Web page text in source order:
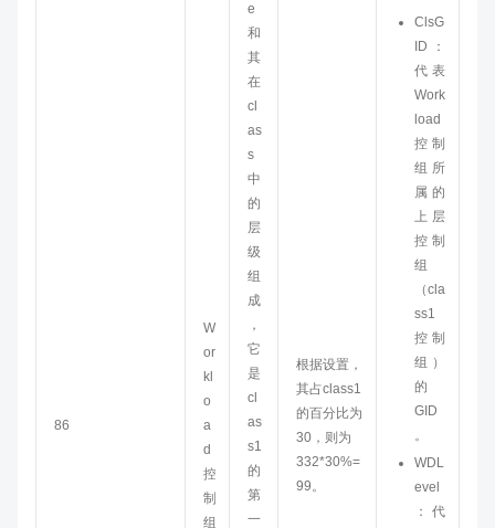
86
W
or
kl
o
a
d
控
制
组
e
和
其
在
cl
as
s
中
的
层
级
组
成
，
它
是
cl
as
s1
的
第
一
根据设置，
其占class1
的百分比为
30，则为
332*30%=
99。
ClsG
ID：
代表
Work
load
控制
组所
属的
上层
控制
组
（cla
ss1
控制
组）
的
GID
。
WDL
evel
：代